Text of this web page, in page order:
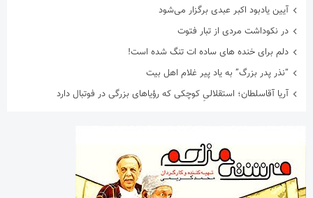
آیین یادبود اکبر عبدی برگزار می‌شود
در نکوداشت مردی از تبار فتوت
دلم برای خنده های ساده ات تنگ شده است!
“نذر پدر بزرگ” به یاد پیر غلام اهل بیت
آریا آقاسلطان؛ استقلالیِ کوچکی که رؤیاهای بزرگی در فوتبال دارد